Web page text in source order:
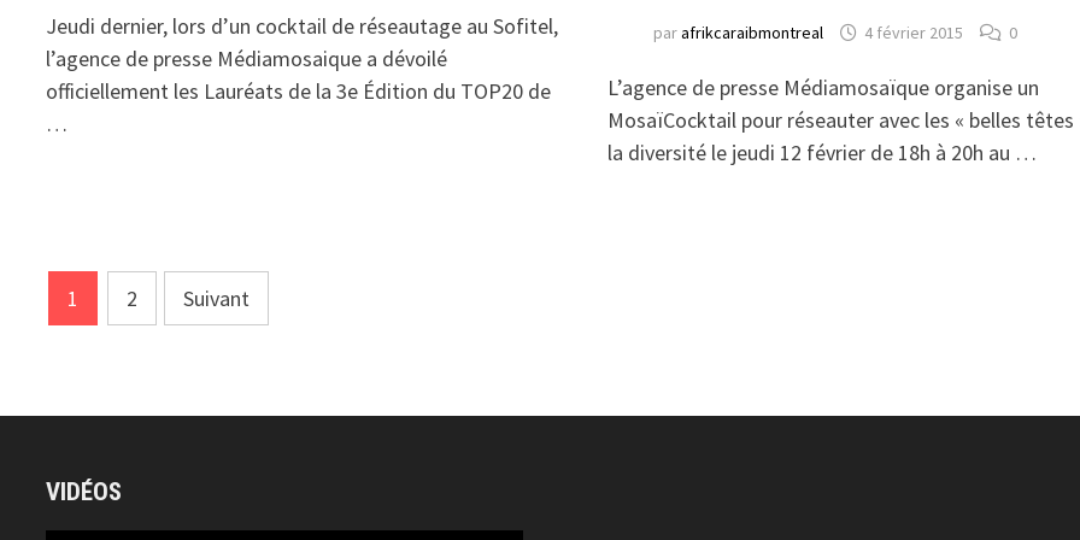
Jeudi dernier, lors d’un cocktail de réseautage au Sofitel,
l’agence de presse Médiamosaique a dévoilé
officiellement les Lauréats de la 3e Édition du TOP20 de
…
parafrikcaraibmontreal 4 février 2015 0
L’agence de presse Médiamosaïque organise un
MosaïCocktail pour réseauter avec les « belles têtes
la diversité le jeudi 12 février de 18h à 20h au …
Pagination
des
1 2 Suivant
VIDÉOS